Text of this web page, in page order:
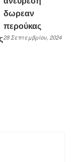
δωρεαν
περούκας
28 Σεπτεμβρίου, 2024